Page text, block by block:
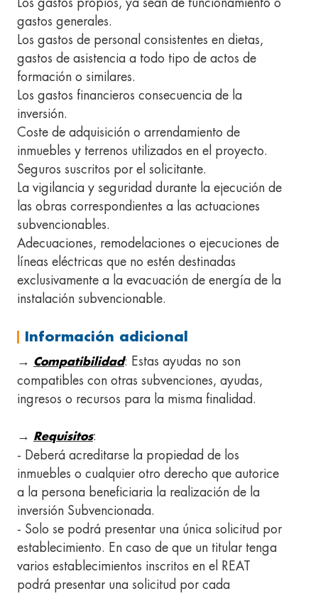
Los gastos propios, ya sean de funcionamiento o
gastos generales.
Los gastos de personal consistentes en dietas,
gastos de asistencia a todo tipo de actos de
formación o similares.
Los gastos financieros consecuencia de la
inversión.
Coste de adquisición o arrendamiento de
inmuebles y terrenos utilizados en el proyecto.
Seguros suscritos por el solicitante.
La vigilancia y seguridad durante la ejecución de
las obras correspondientes a las actuaciones
subvencionables.
Adecuaciones, remodelaciones o ejecuciones de
líneas eléctricas que no estén destinadas
exclusivamente a la evacuación de energía de la
instalación subvencionable.
Información adicional
→ Compatibilidad: Estas ayudas no son
compatibles con otras subvenciones, ayudas,
ingresos o recursos para la misma finalidad.
→ Requisitos:
- Deberá acreditarse la propiedad de los
inmuebles o cualquier otro derecho que autorice
a la persona beneficiaria la realización de la
inversión Subvencionada.
- Solo se podrá presentar una única solicitud por
establecimiento. En caso de que un titular tenga
varios establecimientos inscritos en el REAT
podrá presentar una solicitud por cada